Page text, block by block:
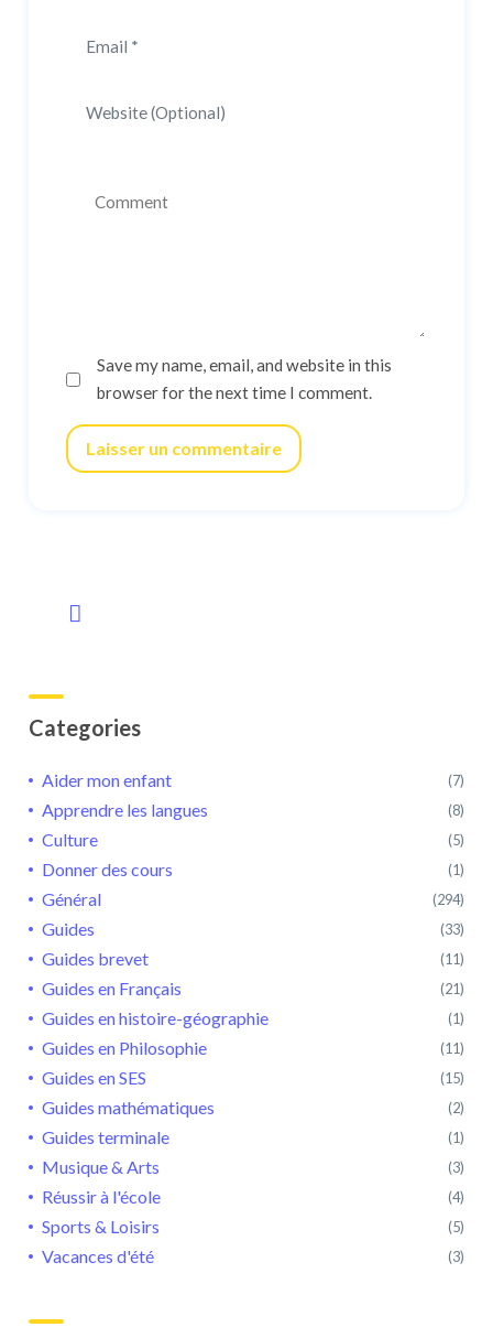
Save my name, email, and website in this
browser for the next time I comment.
Laisser un commentaire
Categories
Aider mon enfant (7)
Apprendre les langues (8)
Culture (5)
Donner des cours (1)
Général (294)
Guides (33)
Guides brevet (11)
Guides en Français (21)
Guides en histoire-géographie (1)
Guides en Philosophie (11)
Guides en SES (15)
Guides mathématiques (2)
Guides terminale (1)
Musique & Arts (3)
Réussir à l'école (4)
Sports & Loisirs (5)
Vacances d'été (3)